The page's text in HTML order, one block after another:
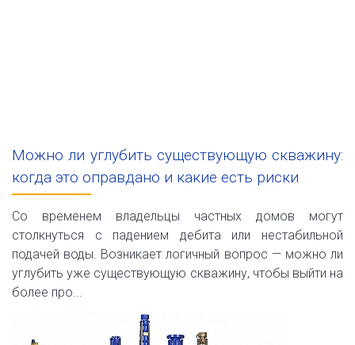
Можно ли углубить существующую скважину:
когда это оправдано и какие есть риски
Со временем владельцы частных домов могут
столкнуться с падением дебита или нестабильной
подачей воды. Возникает логичный вопрос — можно ли
углубить уже существующую скважину, чтобы выйти на
более про...